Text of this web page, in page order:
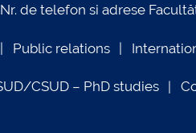
Nr. de telefon si adrese
Public relations
CSUD – PhD studies